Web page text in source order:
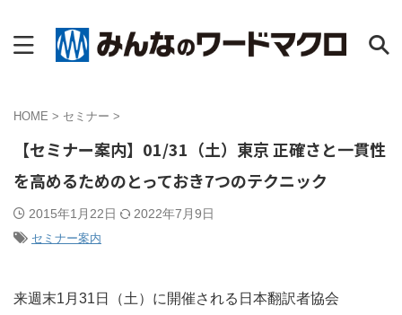
HOME > セミナー >
【セミナー案内】01/31（土）東京 正確さと一貫性
を高めるためのとっておき7つのテクニック
2015年1月22日 2022年7月9日
セミナー案内
来週末1月31日（土）に開催される日本翻訳者協会